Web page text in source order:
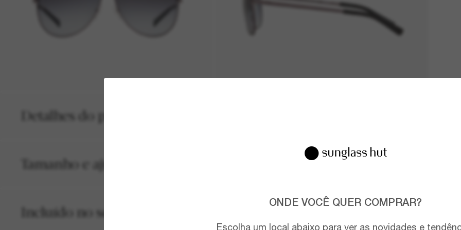
ONDE VOCÊ QUER COMPRAR?
Escolha um local abaixo para ver as novidades e
Detalhes do produto
Tamanho e ajuste
Incluído no seu pedido